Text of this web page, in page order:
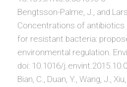
Bengtsson-Palme, J., and
Concentrations of
for resistant bacteria:
environmental regulation.
doi: 10.1016/
Bian, C., Duan, Y., Wang, J.,